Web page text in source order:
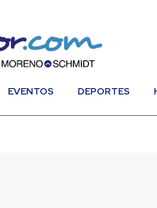
EVENTOS DEPORTES